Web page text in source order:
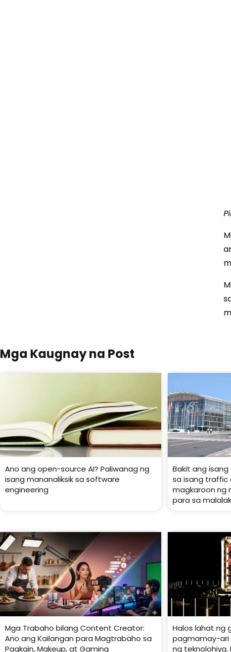
Mga Kaugnay na Post
Ano ang open-source AI? Paliwanag ng
isang mananaliksik sa software
engineering
Bakit ang isang
sa isang traffic
magkaroon ng
para sa
Mga Trabaho bilang Content Creator:
Ano ang Kailangan para Magtrabaho sa
Pagkain, Makeup, at Gaming
Halos lahat ng
pagmamay-ari
ng